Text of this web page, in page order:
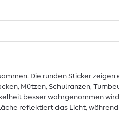
Die runden Sticker
Mützen, Schulranzen,
besser wahrgenommen
reflektiert das Licht,